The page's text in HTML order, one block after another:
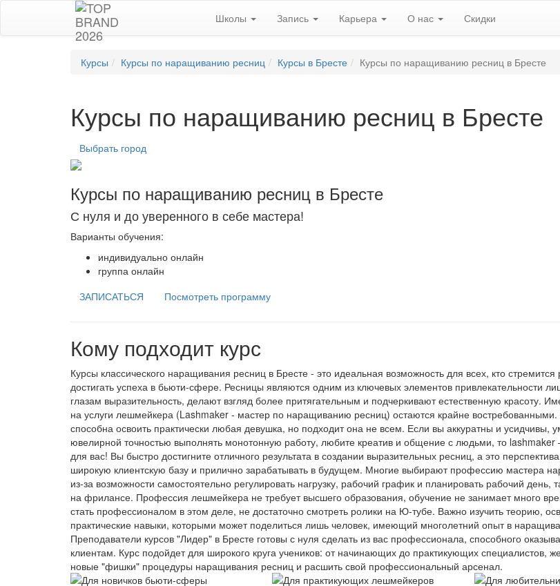
Школы Запись Карьера О нас Скидки
Курсы Курсы по наращиванию ресниц Курсы в Бресте Курсы по наращиванию ресниц в Бресте
Курсы по наращиванию ресниц в Бресте
Выбрать город
Курсы по наращиванию ресниц в Бресте
С нуля и до уверенного в себе мастера!
Варианты обучения:
индивидуально онлайн
группа онлайн
ЗАПИСАТЬСЯ
Посмотреть программу
Кому подходит курс
Курсы классического наращивания ресниц в Бресте - это идеальная возможность для всех, кто стремится
достигать успеха в бьюти-сфере. Ресницы являются одним из ключевых элементов привлекательности
глазам выразительность, делают взгляд более притягательным и подчеркивают естественную красоту.
на услуги лешмейкера (Lashmaker - мастер по наращиванию ресниц) остаются крайне
способна освоить практически любая девушка, но подходит она не всем. Если вы аккуратны и усидчивы,
ювелирной точностью выполнять монотонную работу, любите креатив и общение с людьми, то lashmaker
для вас! Вы быстро достигните отличного результата в создании выразительных ресниц, а это
широкую клиентскую базу и прилично зарабатывать в будущем. Многие выбирают профессию мастера
из-за возможности самостоятельно регулировать нагрузку, рабочий график и планировать рабочий день,
на фрилансе. Профессия лешмейкера не требует высшего образования, обучение не занимает много
стать профессионалом в этом деле, не достаточно смотреть ролики на Ю-тубе. Важно изучить теорию,
практические навыки, которыми может поделиться лишь человек, имеющий многолетний опыт в
Преподаватели курсов "Лидер" в Бресте готовы с нуля сделать из вас профессионала, способного
клиентам. Курс подойдет для широкого круга учеников: от начинающих до практикующих специалистов,
новые "фишки" процедуры наращивания ресниц и расшить свой профессиональный арсенал.